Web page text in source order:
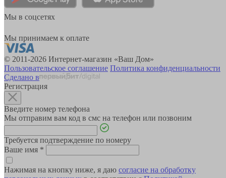
Мы в соцсетях
Мы принимаем к оплате
© 2011-2026 Интернет-магазин «Ваш Дом»
Пользовательское соглашение Политика конфиденциальности
Сделано в
Регистрация
Введите номер телефона
Мы отправим вам код в смс на телефон или позвоним
Требуется подтверждение по номеру
Ваше имя *
Нажимая на кнопку ниже, я даю согласие на обработку